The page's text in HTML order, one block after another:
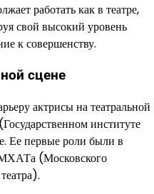
работать как в театре,
свой высокий уровень
к совершенству.
сцене
актрисы на театральной
институте
Ее первые роли были в
МХАТа (Московского